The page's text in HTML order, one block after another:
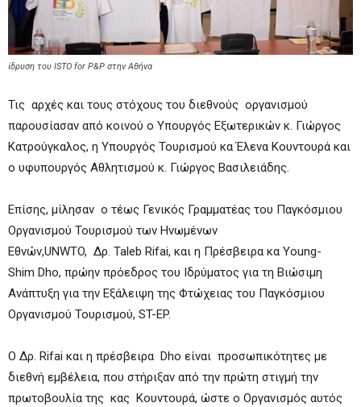
ίδρυση του ISTO for P&P στην Αθήνα
Τις αρχές και τους στόχους του διεθνούς οργανισμού
παρουσίασαν από κοινού ο Υπουργός Εξωτερικών κ. Γιώργος
Κατρούγκαλος, η Υπουργός Τουρισμού κα Έλενα Κουντουρά και
ο υφυπουργός Αθλητισμού κ. Γιώργος Βασιλειάδης.
Επίσης, μίλησαν ο τέως Γενικός Γραμματέας του Παγκόσμιου
Οργανισμού Τουρισμού των Ηνωμένων
Εθνών,UNWTO, Δρ. Taleb Rifai, και η Πρέσβειρα κα Young-
Shim Dho, πρώην πρόεδρος του Ιδρύματος για τη Βιώσιμη
Ανάπτυξη για την Εξάλειψη της Φτώχειας του Παγκόσμιου
Οργανισμού Τουρισμού, ST-EP.
Ο Δρ. Rifai και η πρέσβειρα Dho είναι προσωπικότητες με
διεθνή εμβέλεια, που στήριξαν από την πρώτη στιγμή την
πρωτοβουλία της κας Κουντουρά, ώστε ο Οργανισμός αυτός